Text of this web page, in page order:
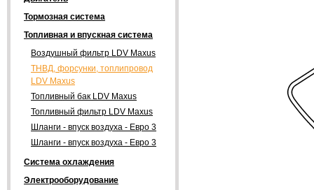
Тормозная система
Топливная и впускная система
Воздушный фильтр LDV Maxus
ТНВД, форсунки, топлипровод
LDV Maxus
Топливный бак LDV Maxus
Топливный фильтр LDV Maxus
Шланги - впуск воздуха - Евро 3
Шланги - впуск воздуха - Евро 3
Система охлаждения
Электрооборудование